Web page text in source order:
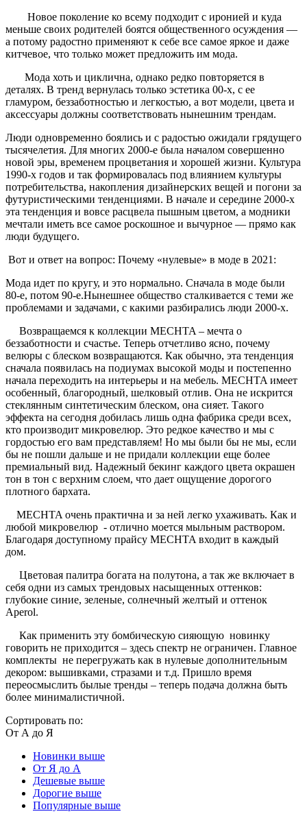
Новое поколение ко всему подходит с иронией и куда
меньше своих родителей боятся общественного осуждения —
а потому радостно применяют к себе все самое яркое и даже
китчевое, что только может предложить им мода.
Мода хоть и циклична, однако редко повторяется в
деталях. В тренд вернулась только эстетика 00-х, с ее
гламуром, беззаботностью и легкостью, а вот модели, цвета и
аксессуары должны соответствовать нынешним трендам.
Люди одновременно боялись и с радостью ожидали грядущего
тысячелетия. Для многих 2000-е была началом совершенно
новой эры, временем процветания и хорошей жизни. Культура
1990-х годов и так формировалась под влиянием культуры
потребительства, накопления дизайнерских вещей и погони за
футуристическими тенденциями. В начале и середине 2000-х
эта тенденция и вовсе расцвела пышным цветом, а модники
мечтали иметь все самое роскошное и вычурное — прямо как
люди будущего.
Вот и ответ на вопрос: Почему «нулевые» в моде в 2021:
Мода идет по кругу, и это нормально. Сначала в моде были
80-е, потом 90-е.Нынешнее общество сталкивается с теми же
проблемами и задачами, с какими разбирались люди 2000-х.
Возвращаемся к коллекции MECHTA – мечта о
беззаботности и счастье. Теперь отчетливо ясно, почему
велюры с блеском возвращаются. Как обычно, эта тенденция
сначала появилась на подиумах высокой моды и постепенно
начала переходить на интерьеры и на мебель. MECHTA имеет
особенный, благородный, шелковый отлив. Она не искрится
стеклянным синтетическим блеском, она сияет. Такого
эффекта на сегодня добилась лишь одна фабрика среди всех,
кто производит микровелюр. Это редкое качество и мы с
гордостью его вам представляем! Но мы были бы не мы, если
бы не пошли дальше и не придали коллекции еще более
премиальный вид. Надежный бекинг каждого цвета окрашен
тон в тон с верхним слоем, что дает ощущение дорогого
плотного бархата.
MECHTA очень практична и за ней легко ухаживать. Как и
любой микровелюр - отлично моется мыльным раствором.
Благодаря доступному прайсу MECHTA входит в каждый
дом.
Цветовая палитра богата на полутона, а так же включает в
себя одни из самых трендовых насыщенных оттенков:
глубокие синие, зеленые, солнечный желтый и оттенок
Aperol.
Как применить эту бомбическую сияющую новинку
говорить не приходится – здесь спектр не ограничен. Главное
комплекты не перегружать как в нулевые дополнительным
декором: вышивками, стразами и т.д. Пришло время
переосмыслить былые тренды – теперь подача должна быть
более минималистичной.
Сортировать по:
От А до Я
Новинки выше
От Я до А
Дешевые выше
Дорогие выше
Популярные выше